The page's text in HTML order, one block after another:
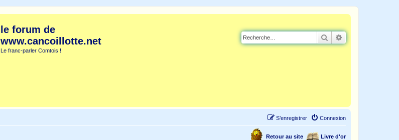
le forum de
www.cancoillotte.net
Le franc-parler Comtois !
Rechercher
Connexion
S’enregistrer
Livre d'or
Retour au site